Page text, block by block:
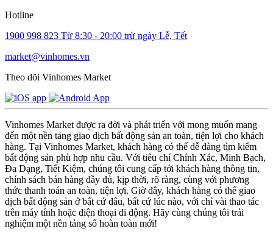
Hotline
1900 998 823 Từ 8:30 - 20:00 trừ ngày Lễ, Tết
market@vinhomes.vn
Theo dõi Vinhomes Market
Vinhomes Market được ra đời và phát triển với mong muốn mang
đến một nền tảng giao dịch bất động sản an toàn, tiện lợi cho khách
hàng. Tại Vinhomes Market, khách hàng có thể dễ dàng tìm kiếm
bất động sản phù hợp nhu cầu. Với tiêu chí Chính Xác, Minh Bạch,
Đa Dạng, Tiết Kiệm, chúng tôi cung cấp tới khách hàng thông tin,
chính sách bán hàng đầy đủ, kịp thời, rõ ràng, cùng với phương
thức thanh toán an toàn, tiện lợi. Giờ đây, khách hàng có thể giao
dịch bất động sản ở bất cứ đâu, bất cứ lúc nào, với chỉ vài thao tác
trên máy tính hoặc điện thoại di động. Hãy cùng chúng tôi trải
nghiệm một nền tảng số hoàn toàn mới!